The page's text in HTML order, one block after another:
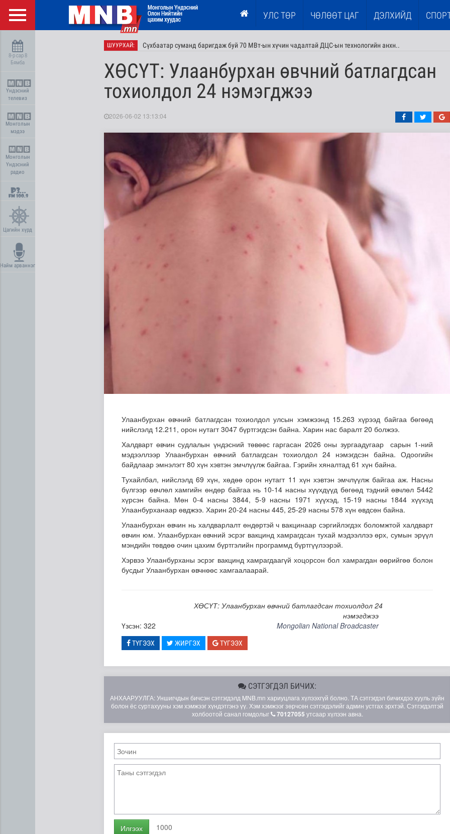
УЛС ТӨР ЧӨЛӨӨТ ЦАГ ДЭЛХИЙД
8-р сар 8
Бямба
Үндэсний
телевиз
Монголын
мэдээ
Монголын
Үндэсний
радио
Цагийн хүрд
Найм арваннэг
ШУУРХАЙ: Сүхбаатар суманд баригдаж буй 70 МВт-ын хүчин чадалтай ДЦС-ын технологийн анхн..
Газрын тосны агуулахууд эхнээсээ ашиглалтад ороход бэлэн болжээ
ЦАГ АГААР: Улаанбаатарт шөнөдөө 21 хэм дулаан
ХӨСҮТ: Улаанбурхан өвчний батлагдсан
тохиолдол 24 нэмэгджээ
2026-06-02 13:13:04
Улаанбурхан өвчний батлагдсан тохиолдол улсын хэмжээнд 15.263 хүрээд байгаа бөгөөд
нийслэлд 12.211, орон нутагт 3047 бүртгэгдсэн байна. Харин нас баралт 20 болжээ.
Халдварт өвчин судлалын үндэсний төвөөс гаргасан 2026 оны зургаадугаар сарын 1-ний
мэдээллээр Улаанбурхан өвчний батлагдсан тохиолдол 24 нэмэгдсэн байна. Одоогийн
байдлаар эмнэлэгт 80 хүн хэвтэн эмчлүүлж байгаа. Гэрийн хяналтад 61 хүн байна.
Тухайлбал, нийслэлд 69 хүн, хөдөө орон нутагт 11 хүн хэвтэн эмчлүүлж байгаа аж. Насны
бүлгээр өвчлөл хамгийн өндөр байгаа нь 10-14 насны хүүхдүүд бөгөөд тэдний өвчлөл 5442
хүрсэн байна. Мөн 0-4 насны 3844, 5-9 насны 1971 хүүхэд, 15-19 насны 1844 хүүхэд
Улаанбурханаар өвджээ. Харин 20-24 насны 445, 25-29 насны 578 хүн өвдсөн байна.
Улаанбурхан өвчин нь халдварлалт өндөртэй ч вакцинаар сэргийлэгдэх боломжтой халдварт
өвчин юм. Улаанбурхан өвчний эсрэг вакцинд хамрагдсан тухай мэдээллээ өрх, сумын эрүүл
мэндийн төвдөө очин цахим бүртгэлийн программд бүртгүүлээрэй.
Хэрвээ Улаанбурханы эсрэг вакцинд хамрагдаагүй хоцорсон бол хамрагдан өөрийгөө болон
бусдыг Улаанбурхан өвчнөөс хамгаалаарай.
ХӨСҮТ: Улаанбурхан өвчний батлагдсан тохиолдол 24
нэмэгджээ
Үзсэн: 322
Mongolian National Broadcaster
ТҮГЭЭХ ЖИРГЭХ ТҮГЭЭХ
СЭТГЭГДЭЛ БИЧИХ:
АНХААРУУЛГА: Уншигчдын бичсэн сэтгэгдэлд MNB.mn хариуцлага хүлээхгүй болно. ТА сэтгэгдэл бичихдээ хууль зүйн
болон ёс суртахууны хэм хэмжээг хүндэтгэнэ үү. Хэм хэмжээг зөрчсөн сэтгэгдэлийг админ устгах эрхтэй. Сэтгэгдэлтэй
холбоотой санал гомдолыг
70127055 утсаар хүлээн авна.
Илгээх 1000